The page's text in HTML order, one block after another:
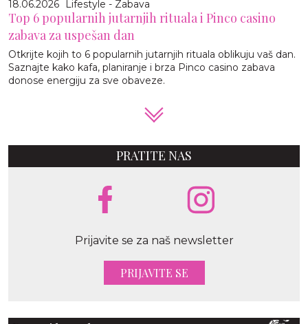
18.06.2026 Lifestyle - Zabava
Top 6 popularnih jutarnjih rituala i Pinco casino
zabava za uspešan dan
Otkrijte kojih to 6 popularnih jutarnjih rituala oblikuju vaš dan.
Saznajte kako kafa, planiranje i brza Pinco casino zabava
donose energiju za sve obaveze.
PRATITE NAS
Prijavite se za naš newsletter
PRIJAVITE SE